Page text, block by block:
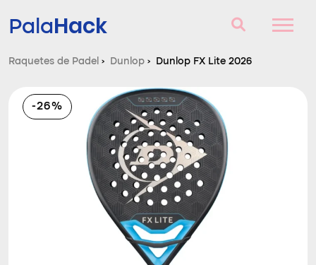
PalaHack
Raquetes de Padel
Perguntas e respostas
Comparador
Raquetes de Padel › Dunlop › Dunlop FX Lite 2026
-26%